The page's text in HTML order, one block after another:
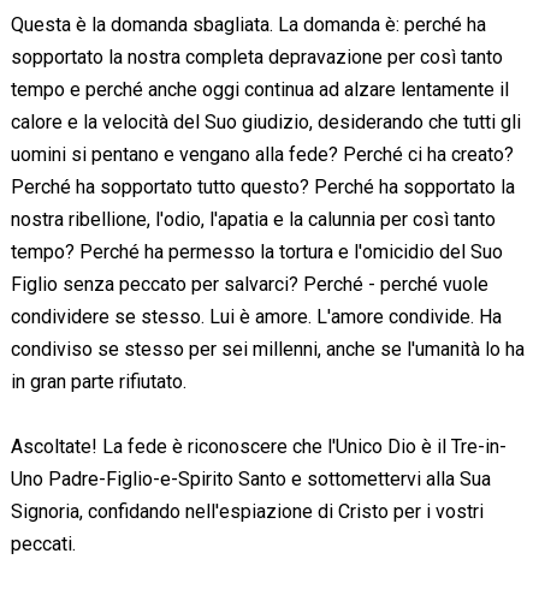
Questa è la domanda sbagliata. La domanda è: perché ha
sopportato la nostra completa depravazione per così tanto
tempo e perché anche oggi continua ad alzare lentamente il
calore e la velocità del Suo giudizio, desiderando che tutti gli
uomini si pentano e vengano alla fede? Perché ci ha creato?
Perché ha sopportato tutto questo? Perché ha sopportato la
nostra ribellione, l'odio, l'apatia e la calunnia per così tanto
tempo? Perché ha permesso la tortura e l'omicidio del Suo
Figlio senza peccato per salvarci? Perché - perché vuole
condividere se stesso. Lui è amore. L'amore condivide. Ha
condiviso se stesso per sei millenni, anche se l'umanità lo ha
in gran parte rifiutato.
Ascoltate! La fede è riconoscere che l'Unico Dio è il Tre-in-
Uno Padre-Figlio-e-Spirito Santo e sottomettervi alla Sua
Signoria, confidando nell'espiazione di Cristo per i vostri
peccati.